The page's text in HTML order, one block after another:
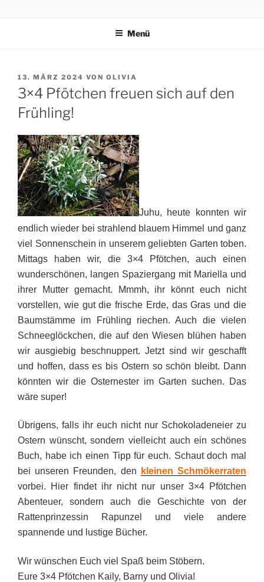
Menü
VERÖFFENTLICHT
AM
13. MÄRZ 2024 VON OLIVIA
3×4 Pfötchen freuen sich auf den
Frühling!
Juhu, heute konnten wir
endlich wieder bei strahlend blauem Himmel und ganz
viel Sonnenschein in unserem geliebten Garten toben.
Mittags haben wir, die 3×4 Pfötchen, auch einen
wunderschönen, langen Spaziergang mit Mariella und
ihrer Mutter gemacht. Mmmh, ihr könnt euch nicht
vorstellen, wie gut die frische Erde, das Gras und die
Baumstämme im Frühling riechen. Auch die vielen
Schneeglöckchen, die auf den Wiesen blühen haben
wir ausgiebig beschnuppert. Jetzt sind wir geschafft
und hoffen, dass es bis Ostern so schön bleibt. Dann
könnten wir die Osternester im Garten suchen. Das
wäre super!
Übrigens, falls ihr euch nicht nur Schokoladeneier zu
Ostern wünscht, sondern vielleicht auch ein schönes
Buch, habe ich einen Tipp für euch. Schaut doch mal
bei unseren Freunden, den
kleinen Schmökerraten
vorbei. Hier findet ihr nicht nur unser 3×4 Pfötchen
Abenteuer, sondern auch die Geschichte von der
Rattenprinzessin Rapunzel und viele andere
spannende und lustige Bücher.
Wir wünschen Euch viel Spaß beim Stöbern.
Eure 3×4 Pfötchen Kaily, Barny und Olivia!